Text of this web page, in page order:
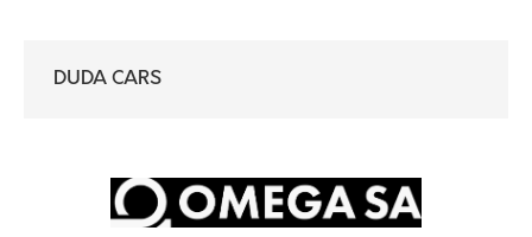
DUDA CARS